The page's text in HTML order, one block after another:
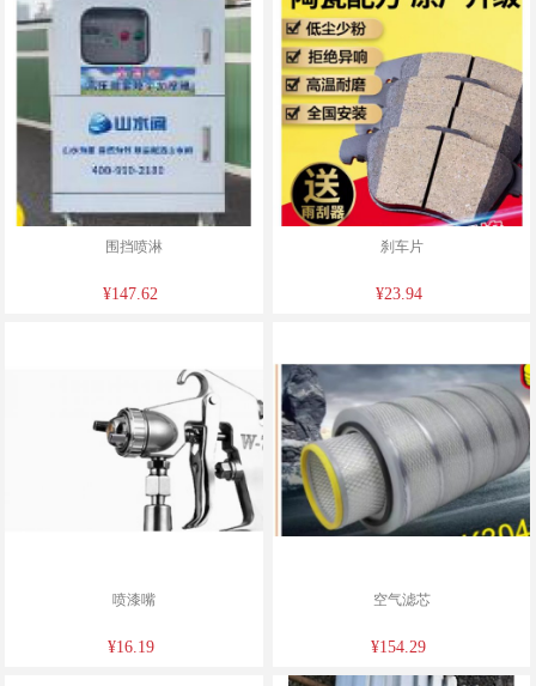
围挡喷淋
¥147.62
刹车片
¥23.94
喷漆嘴
¥16.19
空气滤芯
¥154.29